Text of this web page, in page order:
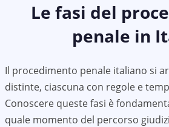
Le fasi del
penale in
Il procedimento penale italiano si
distinte, ciascuna con regole e
Conoscere queste fasi è
quale momento del percorso